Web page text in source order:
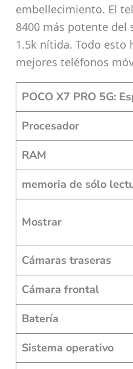
embellecimiento. El
8400 más potente del
1.5k nítida. Todo esto
mejores teléfonos
POCO X7 PRO 5G:
Procesador
RAM
memoria de sólo
Mostrar
Cámaras traseras
Cámara frontal
Batería
Sistema operativo